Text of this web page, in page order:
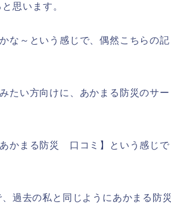
思います。
な～という感じで、偶然こちらの記
たい方向けに、あかまる防災のサー
かまる防災 口コミ】という感じで
過去の私と同じようにあかまる防災